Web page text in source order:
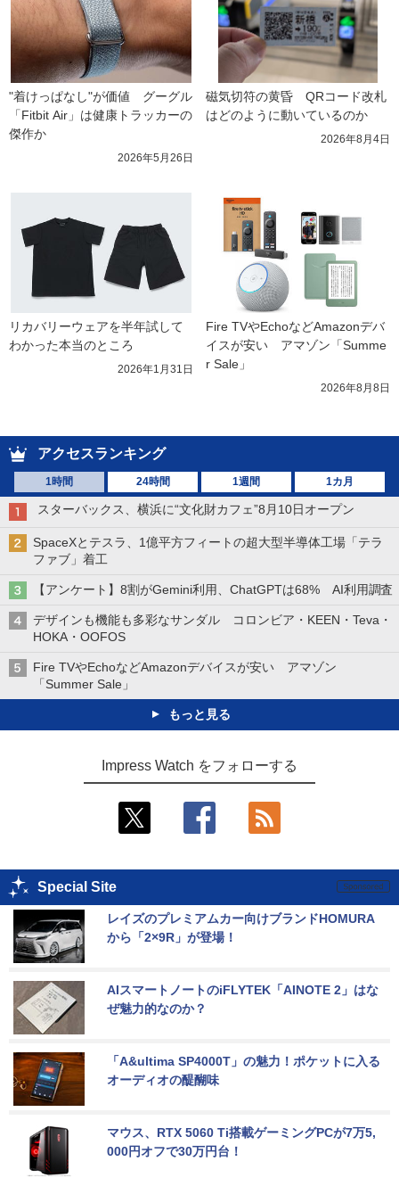
"着けっぱなし"が価値　グーグル
「Fitbit Air」は健康トラッカーの
傑作か
2026年5月26日
磁気切符の黄昏　QRコード改札
はどのように動いているのか
2026年8月4日
リカバリーウェアを半年試して
わかった本当のところ
2026年1月31日
Fire TVやEchoなどAmazonデバ
イスが安い　アマゾン「Summe
r Sale」
2026年8月8日
アクセスランキング
1時間 24時間 1週間 1カ月
スターバックス、横浜に“文化財カフェ”8月10日オープン
SpaceXとテスラ、1億平方フィートの超大型半導体工場「テラ
ファブ」着工
【アンケート】8割がGemini利用、ChatGPTは68% AI利用調査
デザインも機能も多彩なサンダル コロンビア・KEEN・Teva・
HOKA・OOFOS
Fire TVやEchoなどAmazonデバイスが安い アマゾン
「Summer Sale」
もっと見る
Impress Watch をフォローする
Special Site
レイズのプレミアムカー向けブランドHOMURA
から「2×9R」が登場！
AIスマートノートのiFLYTEK「AINOTE 2」はな
ぜ魅力的なのか？
「A&ultima SP4000T」の魅力！ポケットに入る
オーディオの醍醐味
マウス、RTX 5060 Ti搭載ゲーミングPCが7万5,
000円オフで30万円台！